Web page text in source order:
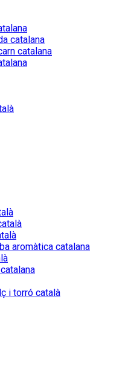
catalana
catalana
aromàtica catalana
i torró català